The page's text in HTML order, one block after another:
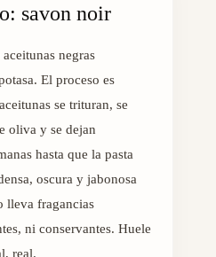
savon noir
negras
El proceso es
se trituran, se
oliva y se dejan
hasta que la pasta
oscura y jabonosa
lleva fragancias
ni conservantes. Huele
real.